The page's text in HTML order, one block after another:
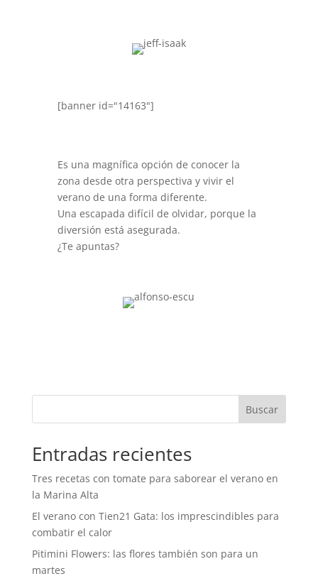
[banner id="14163"]
Es una magnífica opción de conocer la
zona desde otra perspectiva y vivir el
verano de una forma diferente.
Una escapada difícil de olvidar, porque la
diversión está asegurada.
¿Te apuntas?
Buscar
Entradas recientes
Tres recetas con tomate para saborear el verano en
la Marina Alta
El verano con Tien21 Gata: los imprescindibles para
combatir el calor
Pitimini Flowers: las flores también son para un
martes